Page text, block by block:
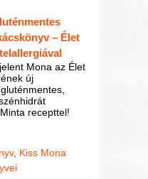
– Élet
Mona az Élet
új
recepttel!
, Kiss Mona